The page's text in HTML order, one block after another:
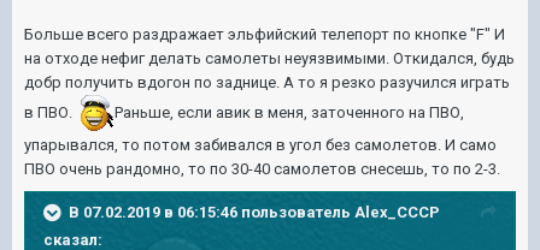
Больше всего раздражает эльфийский телепорт по кнопке "F" И
на отходе нефиг делать самолеты неуязвимыми. Откидался, будь
добр получить вдогон по заднице. А то я резко разучился играть
в ПВО.
Раньше, если авик в меня, заточенного на ПВО,
упарывался, то потом забивался в угол без самолетов. И само
ПВО очень рандомно, то по 30-40 самолетов снесешь, то по 2-3.
В 07.02.2019 в 06:15:46 пользователь Alex_CCCP
сказал: